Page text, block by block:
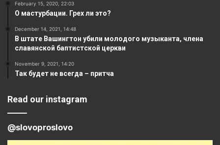
February 15, 2020, 22:03
О мастурбации. Грех ли это?
December 14, 2021, 14:48
В штате Вашингтон убили молодого музыканта, члена
славянской баптистской церкви
November 9, 2021, 14:20
Так будет не всегда – притча
Read our instagram
@slovoproslovo